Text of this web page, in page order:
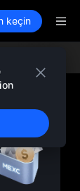
on Aug 10
keçin